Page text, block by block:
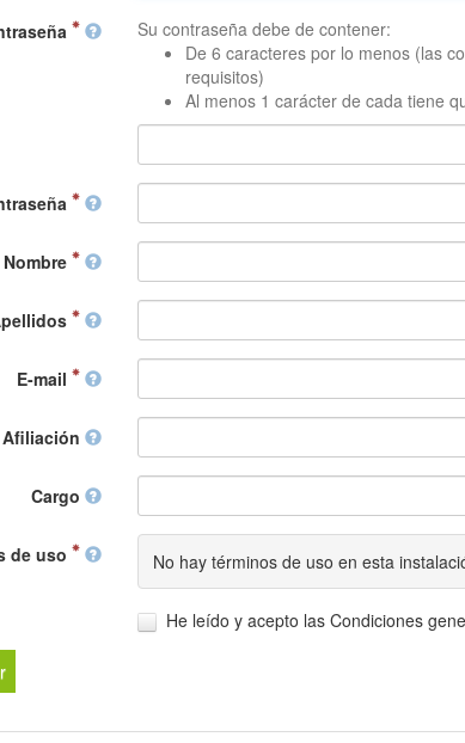
Su contraseña debe de contener:
De 6 caracteres por lo menos (las
requisitos)
Al menos 1 carácter de cada tiene
Nombre
E-mail
Afiliación
Cargo
de uso No hay términos de uso en esta
He leído y acepto las Condiciones